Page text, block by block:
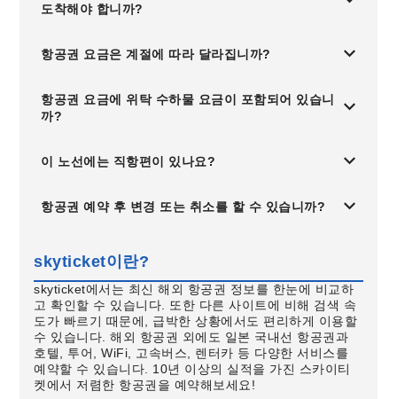
도착해야 합니까?
항공권 요금은 계절에 따라 달라집니까?
항공권 요금에 위탁 수하물 요금이 포함되어 있습니
까?
이 노선에는 직항편이 있나요?
항공권 예약 후 변경 또는 취소를 할 수 있습니까?
skyticket이란?
skyticket에서는 최신 해외 항공권 정보를 한눈에 비교하
고 확인할 수 있습니다. 또한 다른 사이트에 비해 검색 속
도가 빠르기 때문에, 급박한 상황에서도 편리하게 이용할
수 있습니다. 해외 항공권 외에도 일본 국내선 항공권과
호텔, 투어, WiFi, 고속버스, 렌터카 등 다양한 서비스를
예약할 수 있습니다. 10년 이상의 실적을 가진 스카이티
켓에서 저렴한 항공권을 예약해보세요!